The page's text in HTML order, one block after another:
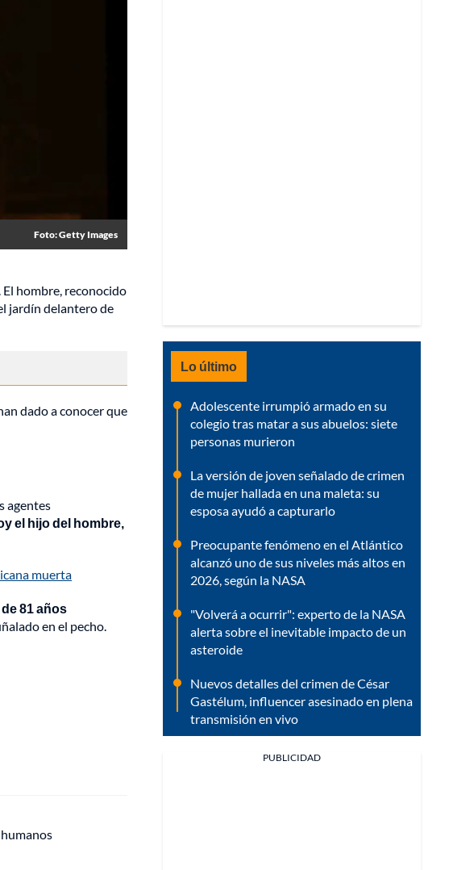
Foto: Getty Images
El hombre, reconocido
jardín delantero de
dado a conocer que
agentes
el hijo del hombre,
muerta
81 años
en el pecho.
Lo último
Adolescente irrumpió armado en su
colegio tras matar a sus abuelos: siete
personas murieron
La versión de joven señalado de crimen
de mujer hallada en una maleta: su
esposa ayudó a capturarlo
Preocupante fenómeno en el Atlántico
alcanzó uno de sus niveles más altos en
2026, según la NASA
"Volverá a ocurrir": experto de la NASA
alerta sobre el inevitable impacto de un
asteroide
Nuevos detalles del crimen de César
Gastélum, influencer asesinado en plena
transmisión en vivo
PUBLICIDAD